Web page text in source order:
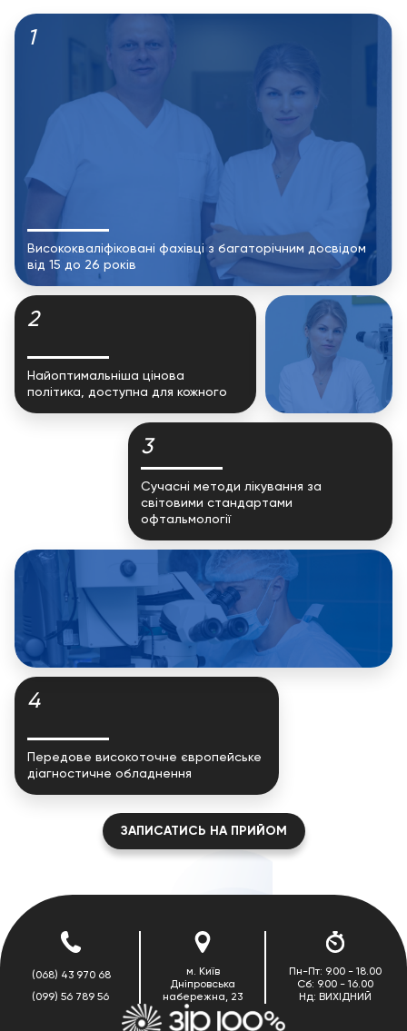
1
Висококваліфіковані фахівці з багаторічним досвідом
від 15 до 26 років
2
Найоптимальніша цінова
політика, доступна для кожного
3
Сучасні методи лікування за
світовими стандартами
офтальмології
4
Передове високоточне європейське
діагностичне обладнення
ЗАПИСАТИСЬ НА ПРИЙОМ
(068) 43 970 68
(099) 56 789 56
м. Київ
Дніпровська
набережна, 23
Пн-Пт: 9.00 - 18.00
Сб: 9.00 - 16.00
Нд: ВИХІДНИЙ